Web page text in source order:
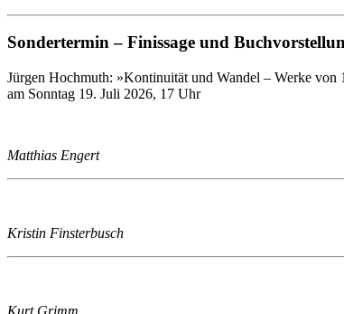
Sondertermin – Finissage und
Jürgen Hochmuth: »Kontinuität und Wandel – Werke von
am Sonntag 19. Juli 2026, 17 Uhr
Matthias Engert
Kristin Finsterbusch
Kurt Grimm